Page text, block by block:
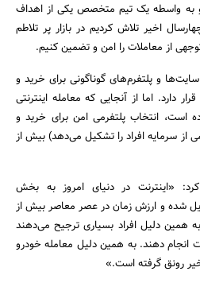
به واسطه یک تیم متخصص یکی از اهداف
اخیر تلاش کردیم در بازار پر تلاطم
از معاملات را امن و تضمین کنیم.
و پلتفرم‌های گوناگونی برای خرید و
دارد. اما از آنجایی که معامله اینترنتی
است، انتخاب پلتفرمی امن برای خرید و
سرمایه افراد را تشکیل می‌دهد) بیش از
تصریح کرد: «اینترنت در دنیای امروز به بخش
شده و ارزش زمان در عصر معاصر بیش از
همین دلیل افراد بسیاری ترجیح می‌دهند
انجام دهند. به همین دلیل معامله خودرو
رونق گرفته است.»